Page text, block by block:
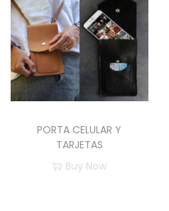
PORTA CELULAR Y
TARJETAS
Buy Now